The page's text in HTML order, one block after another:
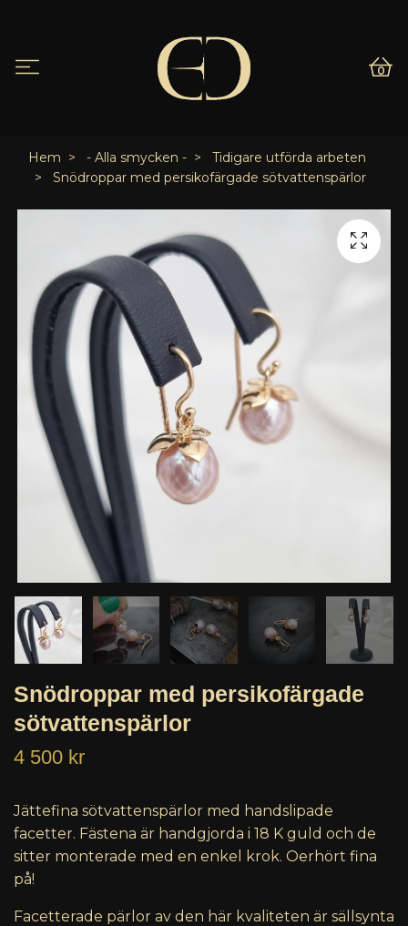
0
Hem - Alla smycken -
Tidigare utförda arbeten
Snödroppar med persikofärgade sötvattenspärlor
Snödroppar med persikofärgade
sötvattenspärlor
4 500 kr
Jättefina sötvattenspärlor med handslipade
facetter. Fästena är handgjorda i 18 K guld och de
sitter monterade med en enkel krok. Oerhört fina
på!
Facetterade pärlor av den här kvaliteten är sällsynta